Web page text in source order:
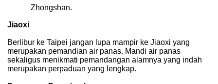
Zhongshan.
Jiaoxi
Berlibur ke Taipei jangan lupa mampir ke Jiaoxi yang
merupakan pemandian air panas. Mandi air panas
sekaligus menikmati pemandangan alamnya yang indah
merupakan perpaduan yang lengkap.